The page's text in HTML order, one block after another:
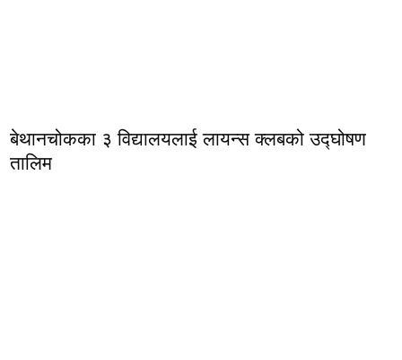
बेथानचोकका ३ विद्यालयलाई लायन्स क्लबको उद्घोषण
तालिम